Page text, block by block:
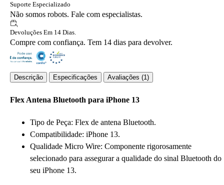
Suporte Especializado
Não somos robots. Fale com especialistas.
Devoluções Em 14 Dias.
Compre com confiança. Tem 14 dias para devolver.
Descrição Especificações Avaliações (1)
Flex Antena Bluetooth para iPhone 13
Tipo de Peça: Flex de antena Bluetooth.
Compatibilidade: iPhone 13.
Qualidade Micro Wire: Componente rigorosamente
selecionado para assegurar a qualidade do sinal Bluetooth do
seu iPhone 13.